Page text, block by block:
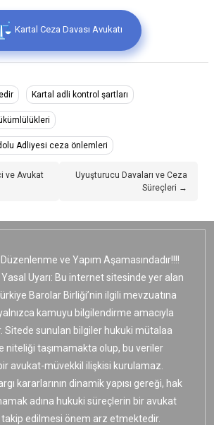
Kartal Ceza Davası Avukatı
Kartal adli kontrol şartları
Adliyesi ceza önlemleri
ve Avukat
Uyuşturucu Davaları ve Ceza
Süreçleri →
ve Yapım Aşamasındadır!!!!
Uyarı: Bu internet sitesinde yer alan
Barolar Birliği’nin ilgili mevzuatına
kamuyu bilgilendirme amacıyla
Sitede sunulan bilgiler hukuki mütalaa
niteliği taşımamakta olup, bu veriler
avukat-müvekkil ilişkisi kurulamaz.
kararlarının dinamik yapısı gereği, hak
adına hukuki süreçlerin bir avukat
takip edilmesi önem arz etmektedir.